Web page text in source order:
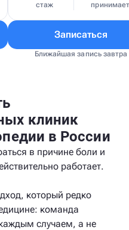
стаж принимает
Записаться
Ближайшая запись завтра
клиник
в России
в причине боли и
работает.
который редко
команда
случаем, а не